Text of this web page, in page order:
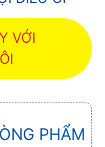
VỚI
PHẨM